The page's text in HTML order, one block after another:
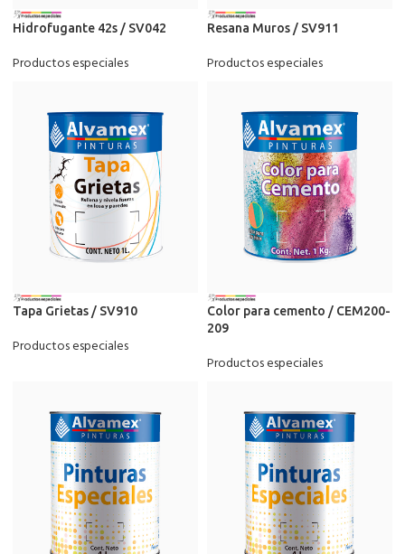
Hidrofugante 42s / SV042
Productos especiales
Resana Muros / SV911
Productos especiales
Tapa Grietas / SV910
Productos especiales
Color para cemento / CEM200-
209
Productos especiales